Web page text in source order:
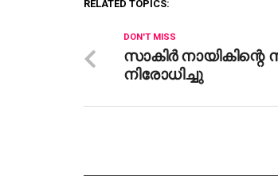
RELATED TOPICS:
DON'T MISS
സാകിര്‍
നിരോധിച്ചു